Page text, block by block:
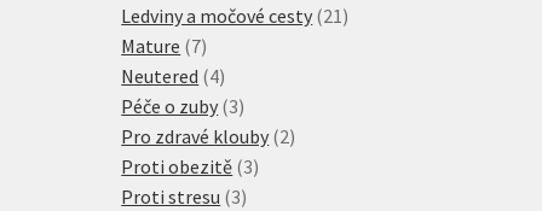
produkty
Ledviny a močové cesty 21 21
Mature 77
produktů
Neutered 44
produkty
Péče o zuby 33
produkty
Pro zdravé klouby 22
Proti obezitě 33
Proti stresu 33